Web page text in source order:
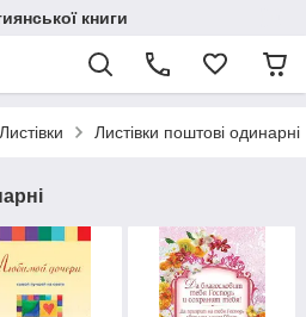
книги
Листівки Листівки поштові одинарні